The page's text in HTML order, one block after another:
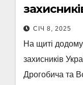
СІЧ 8, 2025
На щиті
захисників
Дрогобича та